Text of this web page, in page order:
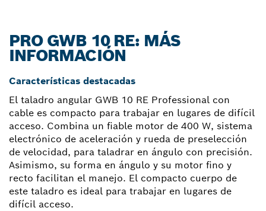
PRO GWB 10 RE: MÁS
INFORMACIÓN
Características destacadas
El taladro angular GWB 10 RE Professional con
cable es compacto para trabajar en lugares de difícil
acceso. Combina un fiable motor de 400 W, sistema
electrónico de aceleración y rueda de preselección
de velocidad, para taladrar en ángulo con precisión.
Asimismo, su forma en ángulo y su motor fino y
recto facilitan el manejo. El compacto cuerpo de
este taladro es ideal para trabajar en lugares de
difícil acceso.